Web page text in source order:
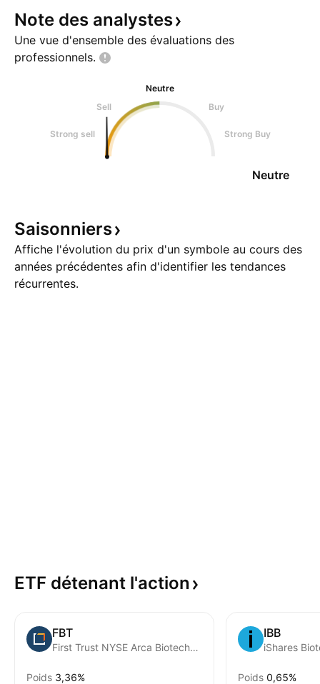
Note des analystes
Une vue d'ensemble des évaluations des
professionnels.
Neutre
Sell
Buy
Strong sell Strong Buy
Neutre
Saisonniers
Affiche l'évolution du prix d'un symbole au cours des
années précédentes afin d'identifier les tendances
récurrentes.
ETF détenant l'action
FBT
First Trust NYSE Arca Biotechnology Index Fund
Poids 3,36%
IBB
iShares
Poids 0,65%